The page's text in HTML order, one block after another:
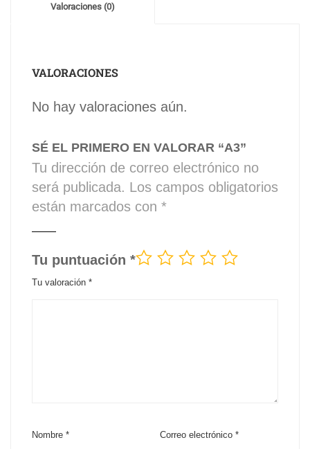
Valoraciones (0)
VALORACIONES
No hay valoraciones aún.
SÉ EL PRIMERO EN VALORAR “A3”
Tu dirección de correo electrónico no
será publicada. Los campos obligatorios
están marcados con *
Tu puntuación *
Tu valoración *
Nombre * Correo electrónico*